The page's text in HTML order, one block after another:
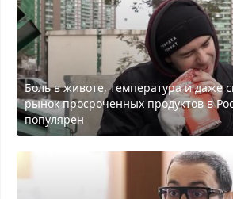
Боль в животе, температура и даже
рынок просроченных продуктов в
популярен